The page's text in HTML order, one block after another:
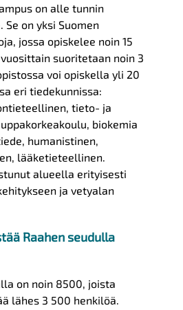
on alle tunnin
Se on yksi Suomen
jossa opiskelee noin 15
suoritetaan noin 3
voi opiskella yli 20
eri tiedekunnissa:
tieto- ja
biokemia
humanistinen,
lääketieteellinen.
alueella erityisesti
ja vetyalan
Raahen seudulla
on noin 8500, joista
lähes 3 500 henkilöä.